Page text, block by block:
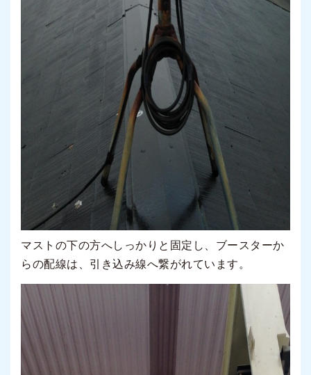
マストの下の方へしっかりと固定し、ブースターか
らの配線は、引き込み線へ繋がれています。